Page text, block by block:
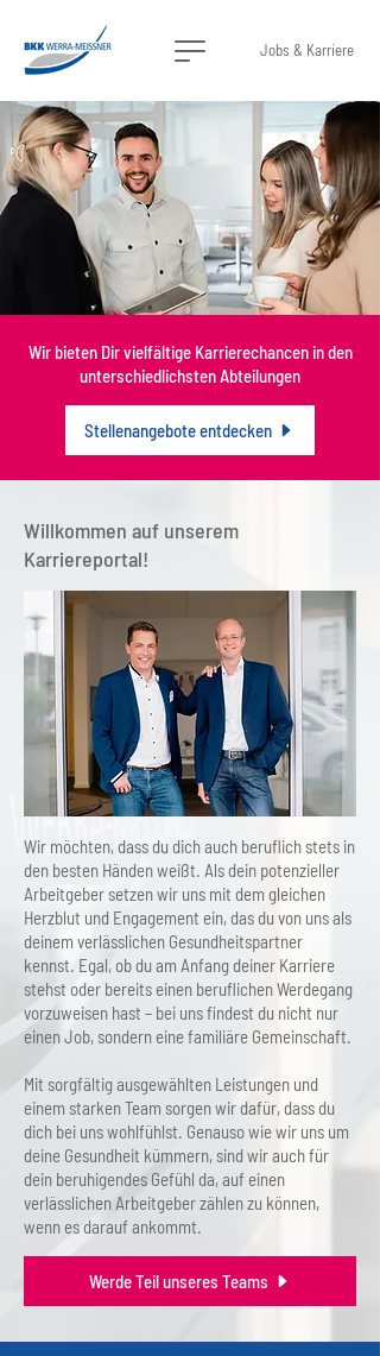
Jobs & Karriere
Wir bieten Dir vielfältige Karrierechancen in den
unterschiedlichsten Abteilungen
Stellenangebote entdecken
Willkommen auf unserem
Karriereportal!
Wir möchten, dass du dich auch beruflich stets in
den besten Händen weißt. Als dein potenzieller
Arbeitgeber setzen wir uns mit dem gleichen
Herzblut und Engagement ein, das du von uns als
deinem verlässlichen Gesundheitspartner
kennst. Egal, ob du am Anfang deiner Karriere
stehst oder bereits einen beruflichen Werdegang
vorzuweisen hast – bei uns findest du nicht nur
einen Job, sondern eine familiäre Gemeinschaft.
Mit sorgfältig ausgewählten Leistungen und
einem starken Team sorgen wir dafür, dass du
dich bei uns wohlfühlst. Genauso wie wir uns um
deine Gesundheit kümmern, sind wir auch für
dein beruhigendes Gefühl da, auf einen
verlässlichen Arbeitgeber zählen zu können,
wenn es darauf ankommt.
Werde Teil unseres Teams